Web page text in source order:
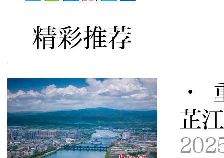
精彩推荐
·
芷